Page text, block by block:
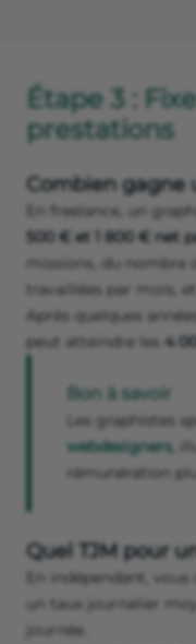
Étape 3 :
prestations
Combien gagne
En freelance, un
500 € et 1 800 € net
missions, du nombre
travaillées par mois,
Après quelques
peut atteindre les 4
Bon à savoir
Les graphistes
webdesigners,
rémunération
Quel TJM pour
En indépendant,
un taux journalier
journée.